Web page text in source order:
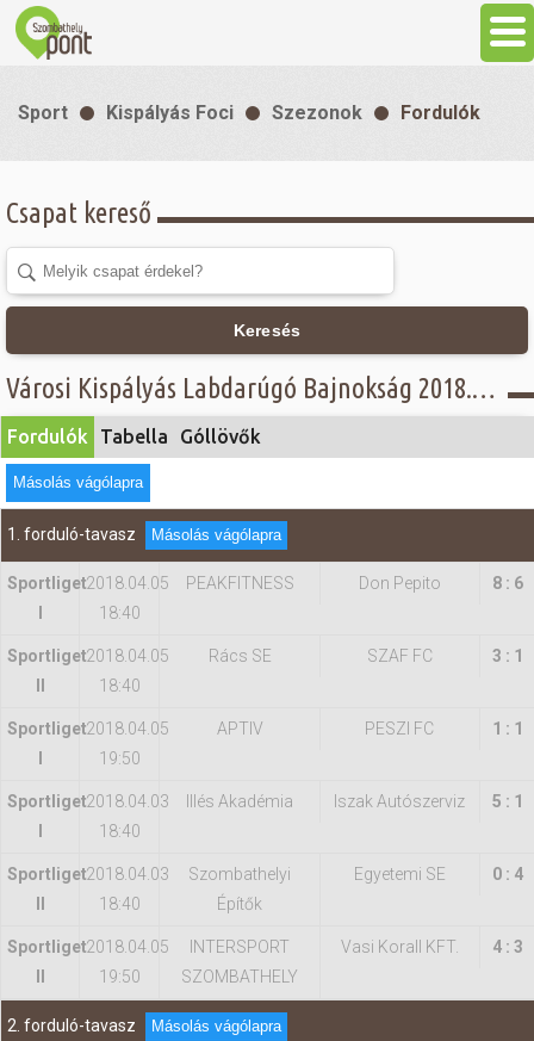
Látnivalók
Gasztronómia
Szállás
Sport
Szabadidő
Hasznos
Sport Kispályás Foci Szezonok Fordulók
Csapat kereső
Keresés
Városi Kispályás Labdarúgó Bajnokság 2018. - Fordulók - Concordia Üzemanyagkutak Kft. - I. osztály
Fordulók Tabella Góllövők
Másolás vágólapra
1. forduló-tavasz Másolás vágólapra
Sportliget2018.04.05
18:40
PEAKFITNESS Don Pepito 8 : 6
Sportliget2018.04.05
18:40
Rács SE SZAF FC 3 : 1
Sportliget2018.04.05
19:50
APTIV PESZI FC 1 : 1
Sportliget2018.04.03
18:40
Illés Akadémia Iszak Autószerviz 5 : 1
Sportliget2018.04.03
18:40
Szombathelyi
Építők
Egyetemi SE 0 : 4
Sportliget2018.04.05
19:50
INTERSPORT
SZOMBATHELY
Vasi Korall KFT. 4 : 3
2. forduló-tavasz Másolás vágólapra